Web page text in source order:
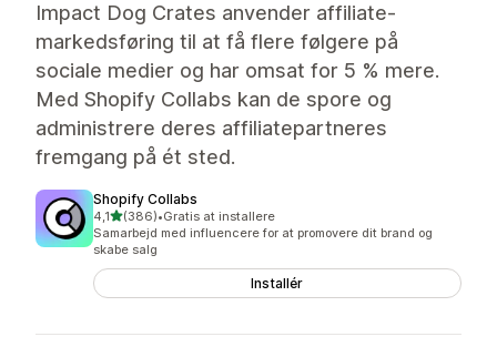
Impact Dog Crates anvender affiliate-
markedsføring til at få flere følgere på
sociale medier og har omsat for 5 % mere.
Med Shopify Collabs kan de spore og
administrere deres affiliatepartneres
fremgang på ét sted.
Shopify Collabs
4,1ud af 5 stjerner
(386)
386 anmeldelser i alt
•Gratis at installere
Samarbejd med influencere for at promovere dit brand og
skabe salg
Installér